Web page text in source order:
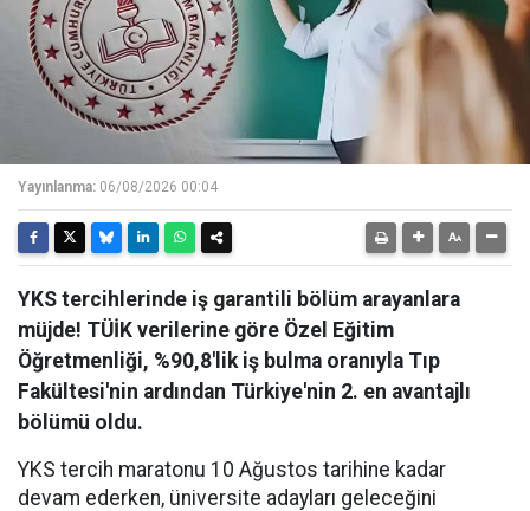
Yayınlanma: 06/08/2026 00:04
YKS tercihlerinde iş garantili bölüm arayanlara
müjde! TÜİK verilerine göre Özel Eğitim
Öğretmenliği, %90,8'lik iş bulma oranıyla Tıp
Fakültesi'nin ardından Türkiye'nin 2. en avantajlı
bölümü oldu.
YKS tercih maratonu 10 Ağustos tarihine kadar
devam ederken, üniversite adayları geleceğini